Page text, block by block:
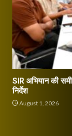
SIR अभियान की
निर्देश
August 1, 2026